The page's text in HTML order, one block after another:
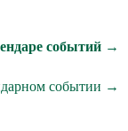
событий →
событии →